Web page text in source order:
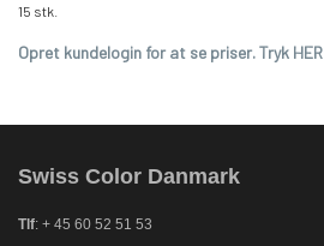
15 stk.
Opret kundelogin for at se priser. Tryk HER
Swiss Color Danmark
Tlf: + 45 60 52 51 53